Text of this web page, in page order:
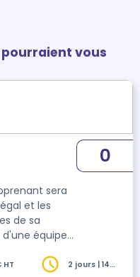
vous
sera
et les
de sa
équipe
0
HT
2 jours | 14